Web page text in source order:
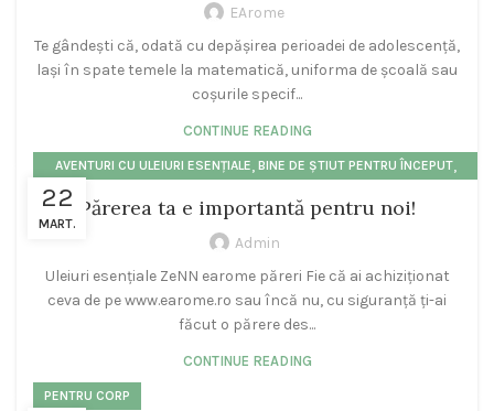
EArome
Te gândești că, odată cu depășirea perioadei de adolescență,
lași în spate temele la matematică, uniforma de școală sau
coșurile specif...
CONTINUE READING
22
MART.
AVENTURI CU ULEIURI ESENȚIALE, BINE DE ȘTIUT PENTRU ÎNCEPUT,
PENTRU CORP
Părerea ta e importantă pentru noi!
Admin
Uleiuri esențiale ZeNN earome păreri Fie că ai achiziționat
ceva de pe www.earome.ro sau încă nu, cu siguranță ți-ai
făcut o părere des...
CONTINUE READING
PENTRU CORP